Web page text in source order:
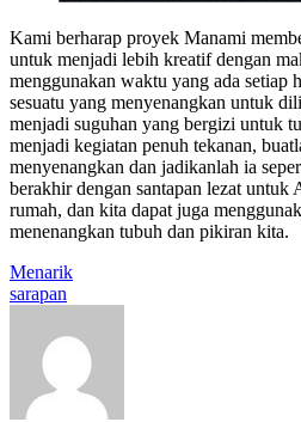
Kami berharap proyek Manami
untuk menjadi lebih kreatif dengan
menggunakan waktu yang ada setiap
sesuatu yang menyenangkan untuk
menjadi suguhan yang bergizi untuk
menjadi kegiatan penuh tekanan,
menyenangkan dan jadikanlah ia
berakhir dengan santapan lezat untuk
rumah, dan kita dapat juga
menenangkan tubuh dan pikiran kita.
Menarik
sarapan